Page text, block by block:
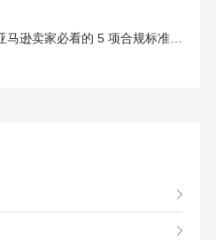
美国 301 关税 7 月落地：亚马逊卖家必看的 5 项合规标准与稳交付方案